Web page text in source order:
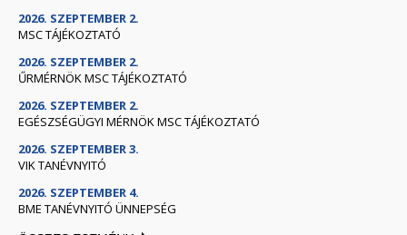
2026. SZEPTEMBER 2.
MSC TÁJÉKOZTATÓ
2026. SZEPTEMBER 2.
ŰRMÉRNÖK MSC TÁJÉKOZTATÓ
2026. SZEPTEMBER 2.
EGÉSZSÉGÜGYI MÉRNÖK MSC TÁJÉKOZTATÓ
2026. SZEPTEMBER 3.
VIK TANÉVNYITÓ
2026. SZEPTEMBER 4.
BME TANÉVNYITÓ ÜNNEPSÉG